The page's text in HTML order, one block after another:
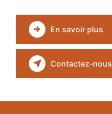
En savoir plus
Contactez-nous